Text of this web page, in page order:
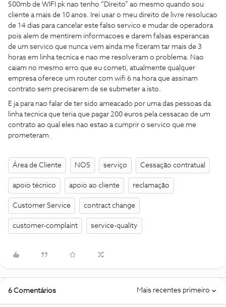
500mb de WIFI pk nao tenho “Direito” ao mesmo quando sou
cliente a mais de 10 anos. Irei usar o meu direito de livre resolucao
de 14 dias para cancelar este falso servico e mudar de operadora
pois alem de mentirem informacoes e darem falsas esperancas
de um servico que nunca vem ainda me fizeram tar mais de 3
horas em linha tecnica e nao me resolveram o problema. Nao
caiam no mesmo erro que eu cometi, atualmente qualquer
empresa oferece um router com wifi 6 na hora que assinam
contrato sem precisarem de se submeter a isto.
E ja para nao falar de ter sido ameacado por uma das pessoas da
linha tecnica que teria que pagar 200 euros pela cessacao de um
contrato ao qual eles nao estao a cumprir o servico que me
prometeram.
Área de Cliente NOS serviço Cessação contratual
apoio técnico apoio ao cliente reclamação
Customer Service contract change
customer-complaint service-quality
6 Comentários Mais recentes primeiro